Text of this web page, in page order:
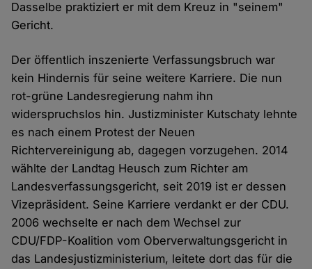
Dasselbe praktiziert er mit dem Kreuz in "seinem"
Gericht.
Der öffentlich inszenierte Verfassungsbruch war
kein Hindernis für seine weitere Karriere. Die nun
rot-grüne Landesregierung nahm ihn
widerspruchslos hin. Justizminister Kutschaty lehnte
es nach einem Protest der Neuen
Richtervereinigung ab, dagegen vorzugehen. 2014
wählte der Landtag Heusch zum Richter am
Landesverfassungsgericht, seit 2019 ist er dessen
Vizepräsident. Seine Karriere verdankt er der CDU.
2006 wechselte er nach dem Wechsel zur
CDU/FDP-Koalition vom Oberverwaltungsgericht in
das Landesjustizministerium, leitete dort das für die